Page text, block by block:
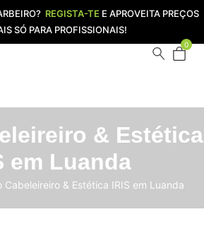
REGISTA-TE E APROVEITA PREÇOS
SÓ PARA PROFISSIONAIS!
0
& Estética
em Luanda
Cabeleireiro & Estética IRIS em Luanda